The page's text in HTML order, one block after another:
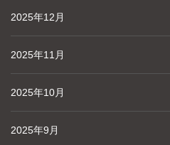
2025年12月
2025年11月
2025年10月
2025年9月